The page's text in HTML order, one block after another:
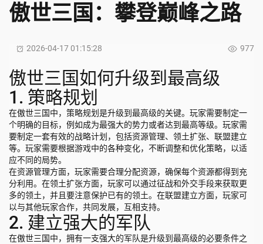
傲世三国：攀登巅峰之路
2026-04-17 01:15:28 977
傲世三国如何升级到最高级
1. 策略规划
在傲世三国中，策略规划是升级到最高级的关键。玩家需要制定一
个明确的目标，例如成为最强大的势力或者达到最高等级。玩家需
要制定一套有效的战略计划，包括资源管理、领土扩张、联盟建立
等。玩家需要根据游戏中的各种变化，不断调整和优化策略，以适
应不同的局势。
在资源管理方面，玩家需要合理分配资源，确保每个资源都得到充
分利用。在领土扩张方面，玩家可以通过征战和外交手段来获取更
多的领土，并且要注意保护已有的领土。在联盟建立方面，玩家可
以与其他玩家合作，共同发展，互相支持。
2. 建立强大的军队
在傲世三国中，拥有一支强大的军队是升级到最高级的必要条件之